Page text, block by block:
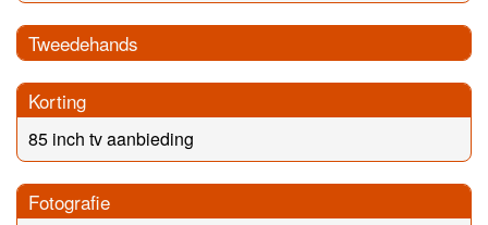
Tweedehands
Korting
85 inch tv aanbieding
Fotografie